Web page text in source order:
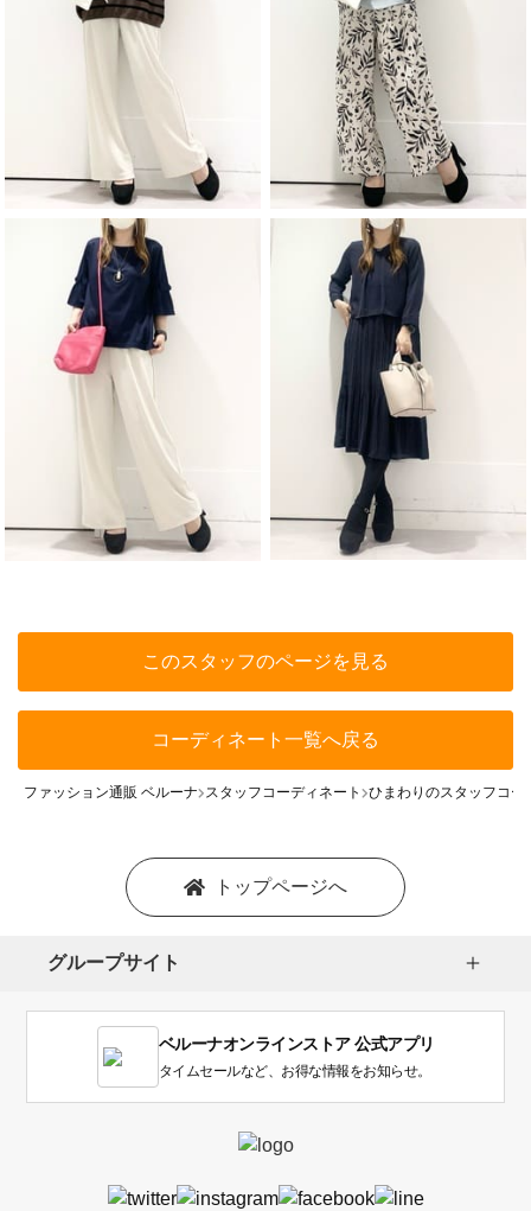
このスタッフのページを見る
コーディネート一覧へ戻る
ファッション通販 ベルーナ スタッフコーディネート ひまわりのスタッフコー
トップページへ
グループサイト
ベルーナオンラインストア 公式アプリ
タイムセールなど、お得な情報をお知らせ。